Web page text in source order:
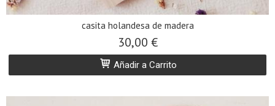
casita holandesa de madera
30,00 €
Añadir a Carrito